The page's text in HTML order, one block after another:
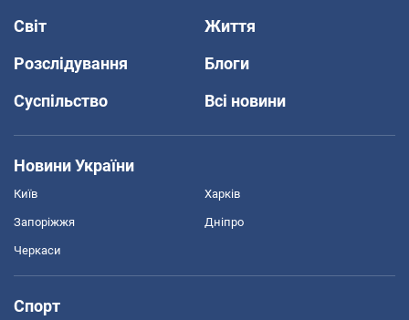
Світ
Життя
Розслідування
Блоги
Суспільство
Всі новини
Новини України
Київ Харків
Запоріжжя Дніпро
Черкаси
Спорт